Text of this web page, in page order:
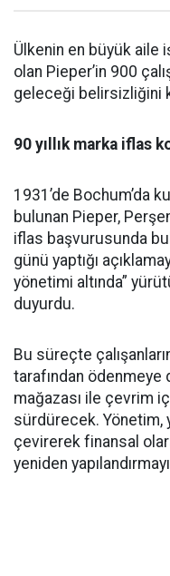
Ülkenin en büyük aile
olan Pieper’in 900
geleceği belirsizliğini
90 yıllık marka iflas
1931’de Bochum’da
bulunan Pieper,
iflas başvurusunda
günü yaptığı
yönetimi altında”
duyurdu.
Bu süreçte
tarafından ödenmeye
mağazası ile çevrim
sürdürecek. Yönetim,
çevirerek finansal
yeniden